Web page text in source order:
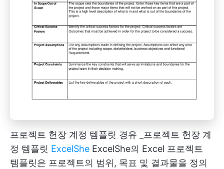
프로젝트 헌장 계정 템플릿 경유 _프로젝트 헌장 계
정 템플릿 ExcelShe ExcelShe의 Excel 프로젝트
템플릿은 프로젝트의 범위, 목표 및 결과물을 정의